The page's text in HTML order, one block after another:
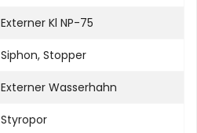
Externer Kl NP-75
Siphon, Stopper
Externer Wasserhahn
Styropor